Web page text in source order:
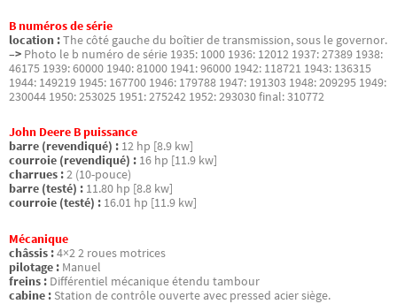
B numéros de série
location :The côté gauche du boîtier de transmission, sous le governor.
–> Photo le b numéro de série 1935: 1000 1936: 12012 1937: 27389 1938:
46175 1939: 60000 1940: 81000 1941: 96000 1942: 118721 1943: 136315
1944: 149219 1945: 167700 1946: 179788 1947: 191303 1948: 209295 1949:
230044 1950: 253025 1951: 275242 1952: 293030 final: 310772
John Deere B puissance
barre (revendiqué) : 12 hp [8.9 kw]
courroie (revendiqué) : 16 hp [11.9 kw]
charrues :2 (10-pouce)
barre (testé) : 11.80 hp [8.8 kw]
courroie (testé) : 16.01 hp [11.9 kw]
Mécanique
châssis :4×2 2 roues motrices
pilotage : Manuel
freins : Différentiel mécanique étendu tambour
cabine : Station de contrôle ouverte avec pressed acier siège.